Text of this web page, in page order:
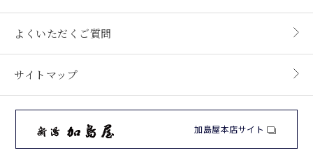
よくいただくご質問
サイトマップ
加島屋本店サイト